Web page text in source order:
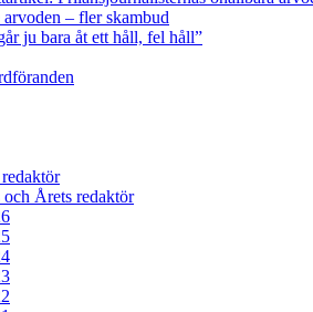
– fler skambud
ju bara åt ett håll, fel håll”
Årets redaktör